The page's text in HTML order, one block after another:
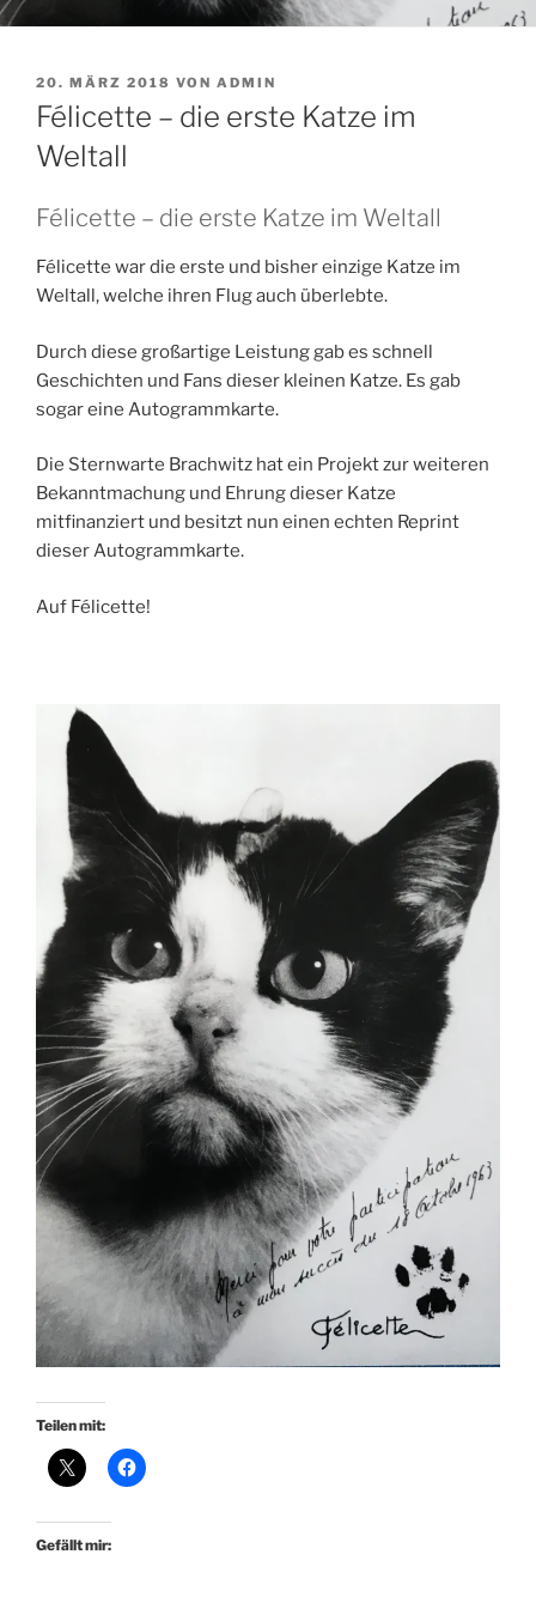
VERÖFFENTLICHT
AM
20. MÄRZ 2018 VON ADMIN
Félicette – die erste Katze im
Weltall
Félicette – die erste Katze im Weltall
Félicette war die erste und bisher einzige Katze im
Weltall, welche ihren Flug auch überlebte.
Durch diese großartige Leistung gab es schnell
Geschichten und Fans dieser kleinen Katze. Es gab
sogar eine Autogrammkarte.
Die Sternwarte Brachwitz hat ein Projekt zur weiteren
Bekanntmachung und Ehrung dieser Katze
mitfinanziert und besitzt nun einen echten Reprint
dieser Autogrammkarte.
Auf Félicette!
Teilen mit:
Gefällt mir: